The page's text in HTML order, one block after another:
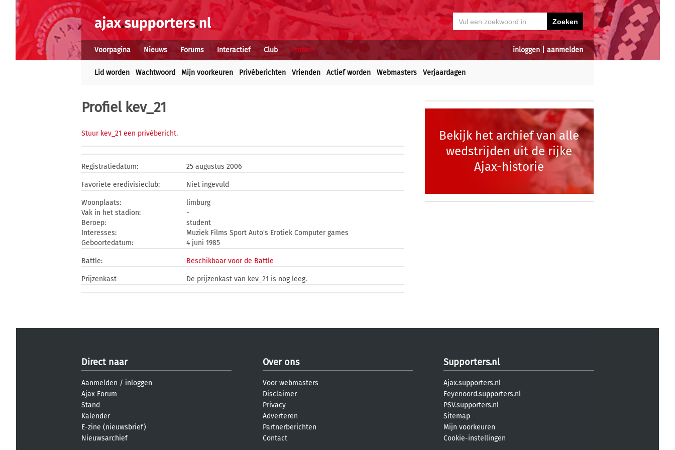
inloggen aanmelden
Voorpagina Nieuws Forums Interactief Club Profiel
Lid worden Wachtwoord Mijn voorkeuren Privéberichten Vrienden Actief worden Webmasters Verjaardagen
Profiel kev_21
Stuur kev_21 een privébericht.
Registratiedatum: 25 augustus 2006
Favoriete eredivisieclub: Niet ingevuld
Woonplaats:
limburg
Vak in het stadion:
-
Beroep:
student
Interesses:
Muziek Films Sport Auto's Erotiek Computer games
Geboortedatum:
4 juni 1985
Battle: Beschikbaar voor de Battle
Prijzenkast De prijzenkast van kev_21 is nog leeg.
Bekijk het archief van alle
wedstrijden uit de rijke
Ajax-historie
Direct naar
Aanmelden / inloggen
Ajax Forum
Stand
Kalender
E-zine (nieuwsbrief)
Nieuwsarchief
Over ons
Voor webmasters
Disclaimer
Privacy
Adverteren
Partnerberichten
Contact
Supporters.nl
Ajax.supporters.nl
Feyenoord.supporters.nl
PSV.supporters.nl
Sitemap
Mijn voorkeuren
Cookie-instellingen